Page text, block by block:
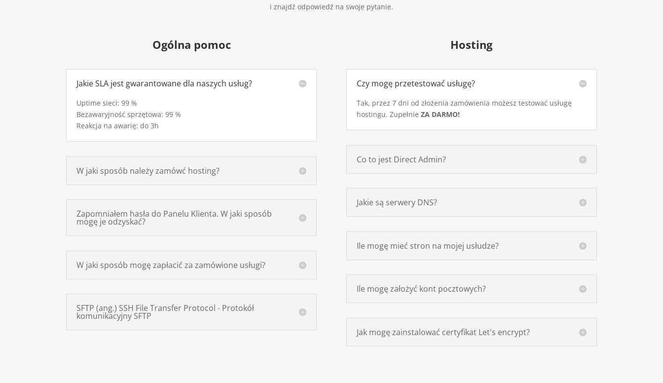
i znajdź odpowiedź na swoje pytanie.
Ogólna pomoc
Jakie SLA jest gwarantowane dla naszych usług?
Uptime sieci: 99 %
Bezawaryjność sprzętowa: 99 %
Reakcja na awarię: do 3h
W jaki sposób należy zamówć hosting?
Zapomniałem hasła do Panelu Klienta. W jaki sposób
mogę je odzyskać?
W jaki sposób mogę zapłacić za zamówione usługi?
SFTP (ang.) SSH File Transfer Protocol - Protokół
komunikacyjny SFTP
Hosting
Czy mogę przetestować usługę?
Tak, przez 7 dni od złożenia zamówienia możesz testować usługę
hostingu. Zupełnie ZA DARMO!
Co to jest Direct Admin?
Jakie są serwery DNS?
Ile mogę mieć stron na mojej usłudze?
Ile mogę założyć kont pocztowych?
Jak mogę zainstalować certyfikat Let's encrypt?